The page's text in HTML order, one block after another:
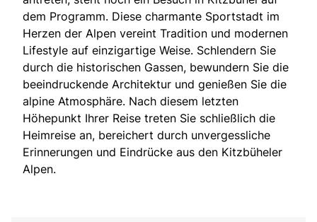
dem Programm. Diese charmante Sportstadt im
Herzen der Alpen vereint Tradition und modernen
Lifestyle auf einzigartige Weise. Schlendern Sie
durch die historischen Gassen, bewundern Sie die
beeindruckende Architektur und genießen Sie die
alpine Atmosphäre. Nach diesem letzten
Höhepunkt Ihrer Reise treten Sie schließlich die
Heimreise an, bereichert durch unvergessliche
Erinnerungen und Eindrücke aus den Kitzbüheler
Alpen.